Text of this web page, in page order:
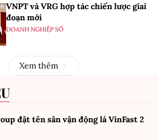
VNPT và VRG hợp tác chiến lược giai
đoạn mới
DOANH NGHIỆP SỐ
Xem thêm
đặt tên sân vận động là VinFast 2